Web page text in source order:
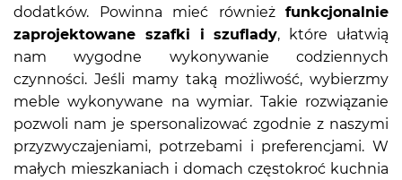
dodatków. Powinna mieć również funkcjonalnie
zaprojektowane szafki i szuflady, które ułatwią
nam wygodne wykonywanie codziennych
czynności. Jeśli mamy taką możliwość, wybierzmy
meble wykonywane na wymiar. Takie rozwiązanie
pozwoli nam je spersonalizować zgodnie z naszymi
przyzwyczajeniami, potrzebami i preferencjami. W
małych mieszkaniach i domach częstokroć kuchnia